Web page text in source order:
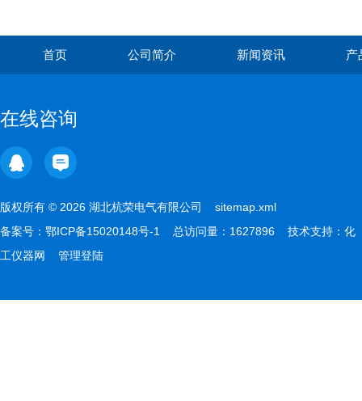
首页 公司简介 新闻资讯 产
在线咨询
版权所有 © 2026 湖北杭荣电气有限公司 sitemap.xml
备案号： 鄂ICP备15020148号-1 总访问量：1627896 技术支持： 化
工仪器网
管理登陆